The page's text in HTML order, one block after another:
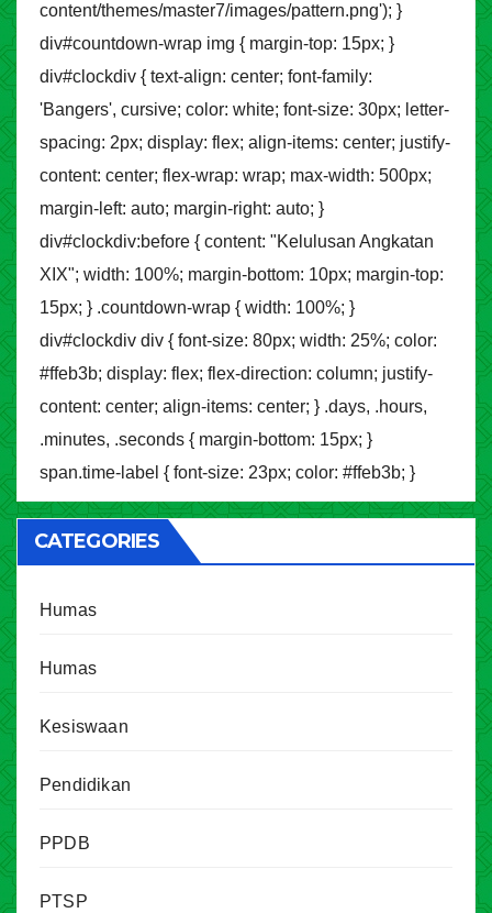
content/themes/master7/images/pattern.png'); }
div#countdown-wrap img { margin-top: 15px; }
div#clockdiv { text-align: center; font-family:
'Bangers', cursive; color: white; font-size: 30px; letter-
spacing: 2px; display: flex; align-items: center; justify-
content: center; flex-wrap: wrap; max-width: 500px;
margin-left: auto; margin-right: auto; }
div#clockdiv:before { content: "Kelulusan Angkatan
XIX"; width: 100%; margin-bottom: 10px; margin-top:
15px; } .countdown-wrap { width: 100%; }
div#clockdiv div { font-size: 80px; width: 25%; color:
#ffeb3b; display: flex; flex-direction: column; justify-
content: center; align-items: center; } .days, .hours,
.minutes, .seconds { margin-bottom: 15px; }
span.time-label { font-size: 23px; color: #ffeb3b; }
CATEGORIES
Humas
Humas
Kesiswaan
Pendidikan
PPDB
PTSP